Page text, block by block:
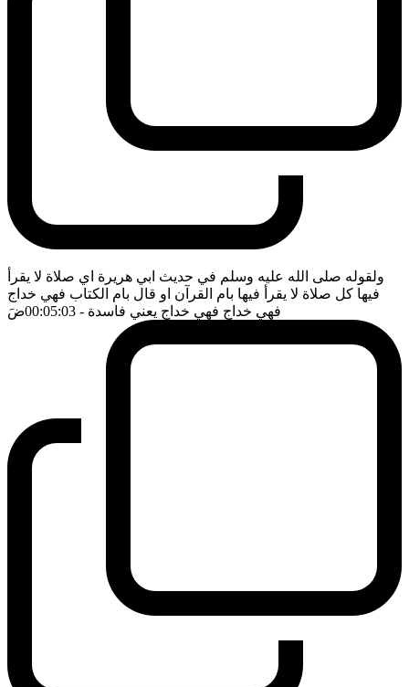
ولقوله صلى الله عليه وسلم في حديث ابي هريرة اي صلاة لا يقرأ
فيها كل صلاة لا يقرأ فيها بام القرآن او قال بام الكتاب فهي خداج
فهي خداج فهي خداج يعني فاسدة - 00:05:03 ضَ